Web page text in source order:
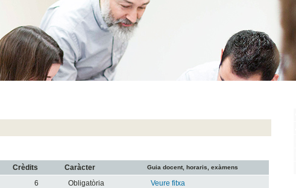
Crèdits Caràcter Guia docent, horaris, exàmens
6 Obligatòria Veure fitxa